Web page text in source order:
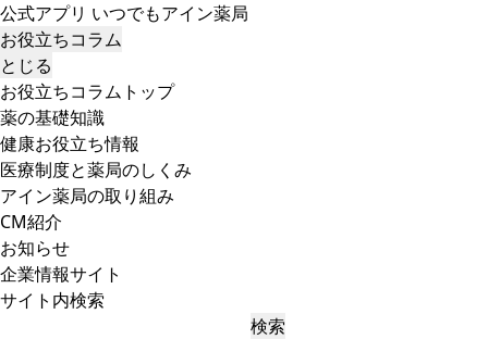
公式アプリ いつでもアイン薬局
お役立ちコラム
とじる
お役立ちコラムトップ
薬の基礎知識
健康お役立ち情報
医療制度と薬局のしくみ
アイン薬局の取り組み
CM紹介
お知らせ
企業情報サイト
サイト内検索
検索